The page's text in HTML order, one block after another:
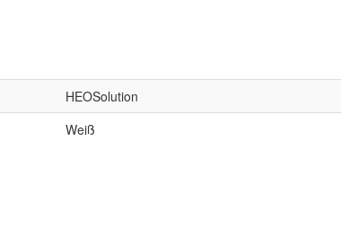
HEOSolution
Weiß